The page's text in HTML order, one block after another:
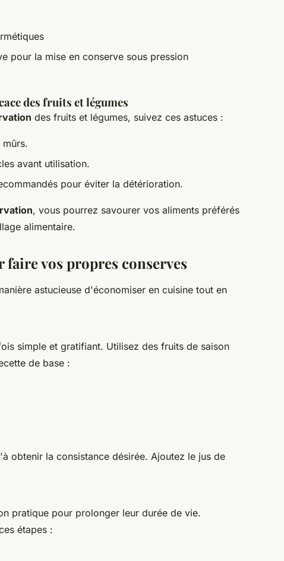
pour la mise en conserve sous pression
des fruits et légumes
des fruits et légumes, suivez ces astuces :
avant utilisation.
pour éviter la détérioration.
, vous pourrez savourer vos aliments préférés
alimentaire.
faire vos propres conserves
astucieuse d'économiser en cuisine tout en
simple et gratifiant. Utilisez des fruits de saison
de base :
obtenir la consistance désirée. Ajoutez le jus de
pratique pour prolonger leur durée de vie.
étapes :